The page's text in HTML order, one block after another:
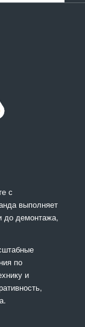
с
выполняет
до демонтажа,
по
и